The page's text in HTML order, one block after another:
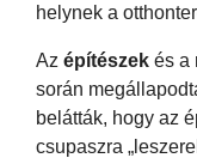
helynek a
Az építészek és a
során
belátták, hogy az
csupaszra